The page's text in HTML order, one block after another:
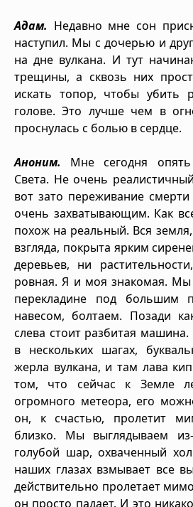
Адам. Недавно мне сон
наступил. Мы с дочерью и
на дне вулкана. И тут
трещины, а сквозь них
искать топор, чтобы убить
голове. Это лучше чем в
проснулась с болью в сердце.
Аноним. Мне сегодня
Света. Не очень
вот зато переживание
очень захватывающим. Как
похож на реальный. Вся земля,
взгляда, покрыта ярким
деревьев, ни
ровная. Я и моя знакомая.
перекладине под большим
навесом, болтаем. Позади
слева стоит разбитая
в нескольких шагах,
жерла вулкана, и там лава
том, что сейчас к Земле
огромного метеора, его
он, к счастью, пролетит
близко. Мы выглядываем
голубой шар, охваченный
наших глазах взмывает все
действительно пролетает
он просто падает. И это